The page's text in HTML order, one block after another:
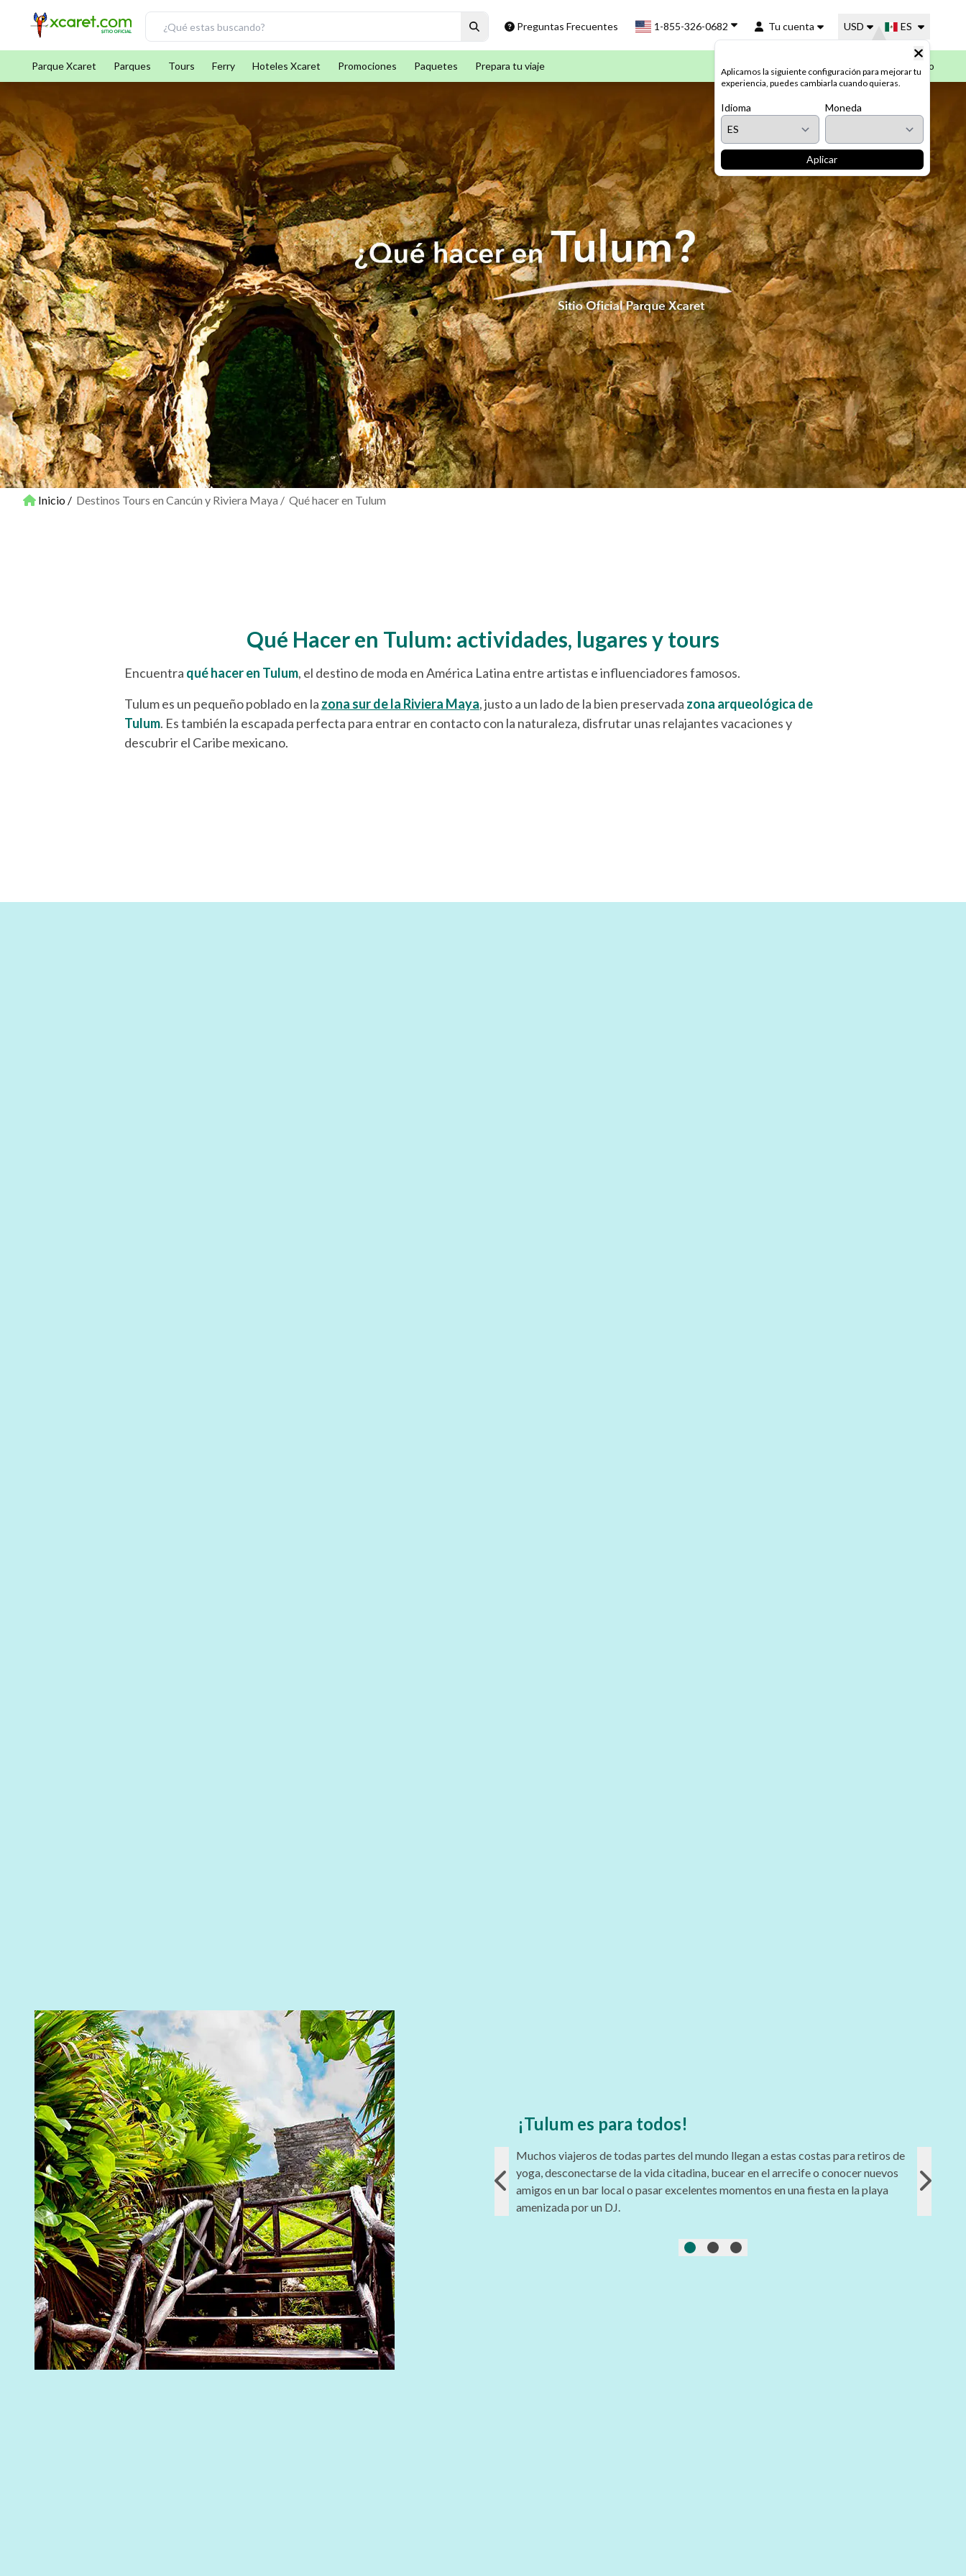
Preguntas Frecuentes 1-855-326-0682 Tu cuenta USD ES
Aplicamos la siguiente configuración para mejorar tu
experiencia, puedes cambiarla cuando quieras.
Idioma Moneda
Aplicar
Parque Xcaret Parques Tours Ferry Hoteles Xcaret Promociones Paquetes Prepara tu viaje Mi Carrito
Inicio Destinos Tours en Cancún y Riviera Maya Qué hacer en Tulum
Qué Hacer en Tulum: actividades, lugares y tours
Encuentra qué hacer en Tulum, el destino de moda en América Latina entre artistas e influenciadores famosos.
Tulum es un pequeño poblado en la zona sur de la Riviera Maya, justo a un lado de la bien preservada zona arqueológica de
Tulum. Es también la escapada perfecta para entrar en contacto con la naturaleza, disfrutar unas relajantes vacaciones y
descubrir el Caribe mexicano.
¡Tulum es para todos!
Muchos viajeros de todas partes del mundo llegan a estas costas para retiros de
yoga, desconectarse de la vida citadina, bucear en el arrecife o conocer nuevos
amigos en un bar local o pasar excelentes momentos en una fiesta en la playa
amenizada por un DJ.